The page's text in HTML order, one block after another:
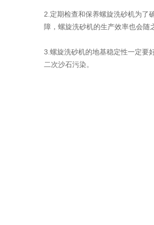
2.定期检查和保养螺旋洗砂机为了
障，螺旋洗砂机的生产效率也会随
3.螺旋洗砂机的地基稳定性一定要
二次沙石污染。